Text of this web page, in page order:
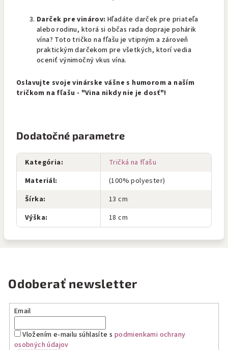
Darček pre vinárov: Hľadáte darček pre priateľa
alebo rodinu, ktorá si občas rada dopraje pohárik
vína? Toto tričko na fľašu je vtipným a zároveň
praktickým darčekom pre všetkých, ktorí vedia
oceniť výnimočný vkus vína.
Oslavujte svoje vinárske vášne s humorom a naším
tričkom na fľašu - "Vina nikdy nie je dosť"!
Dodatočné parametre
Kategória:
Tričká na fľašu
Materiál:
(100% polyester)
Šírka:
13 cm
Výška: 18 cm
Odoberať newsletter
Email
Vložením e-mailu súhlasíte s podmienkami ochrany
osobných údajov